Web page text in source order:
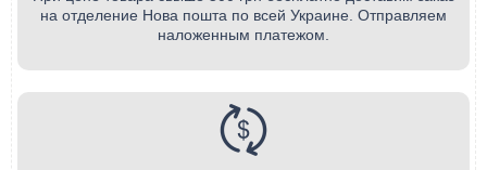
на отделение Нова пошта по всей Украине. Отправляем
наложенным платежом.